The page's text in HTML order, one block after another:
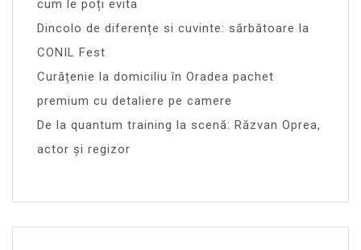
cum le poți evita
Dincolo de diferențe si cuvinte: sărbătoare la
CONIL Fest
Curățenie la domiciliu în Oradea pachet
premium cu detaliere pe camere
De la quantum training la scenă: Răzvan Oprea,
actor și regizor